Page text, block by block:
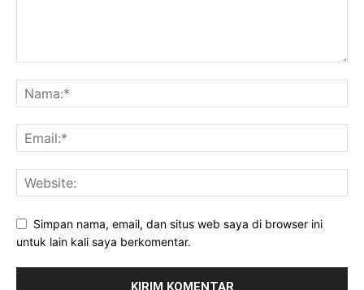
Simpan nama, email, dan situs web saya di browser ini
untuk lain kali saya berkomentar.